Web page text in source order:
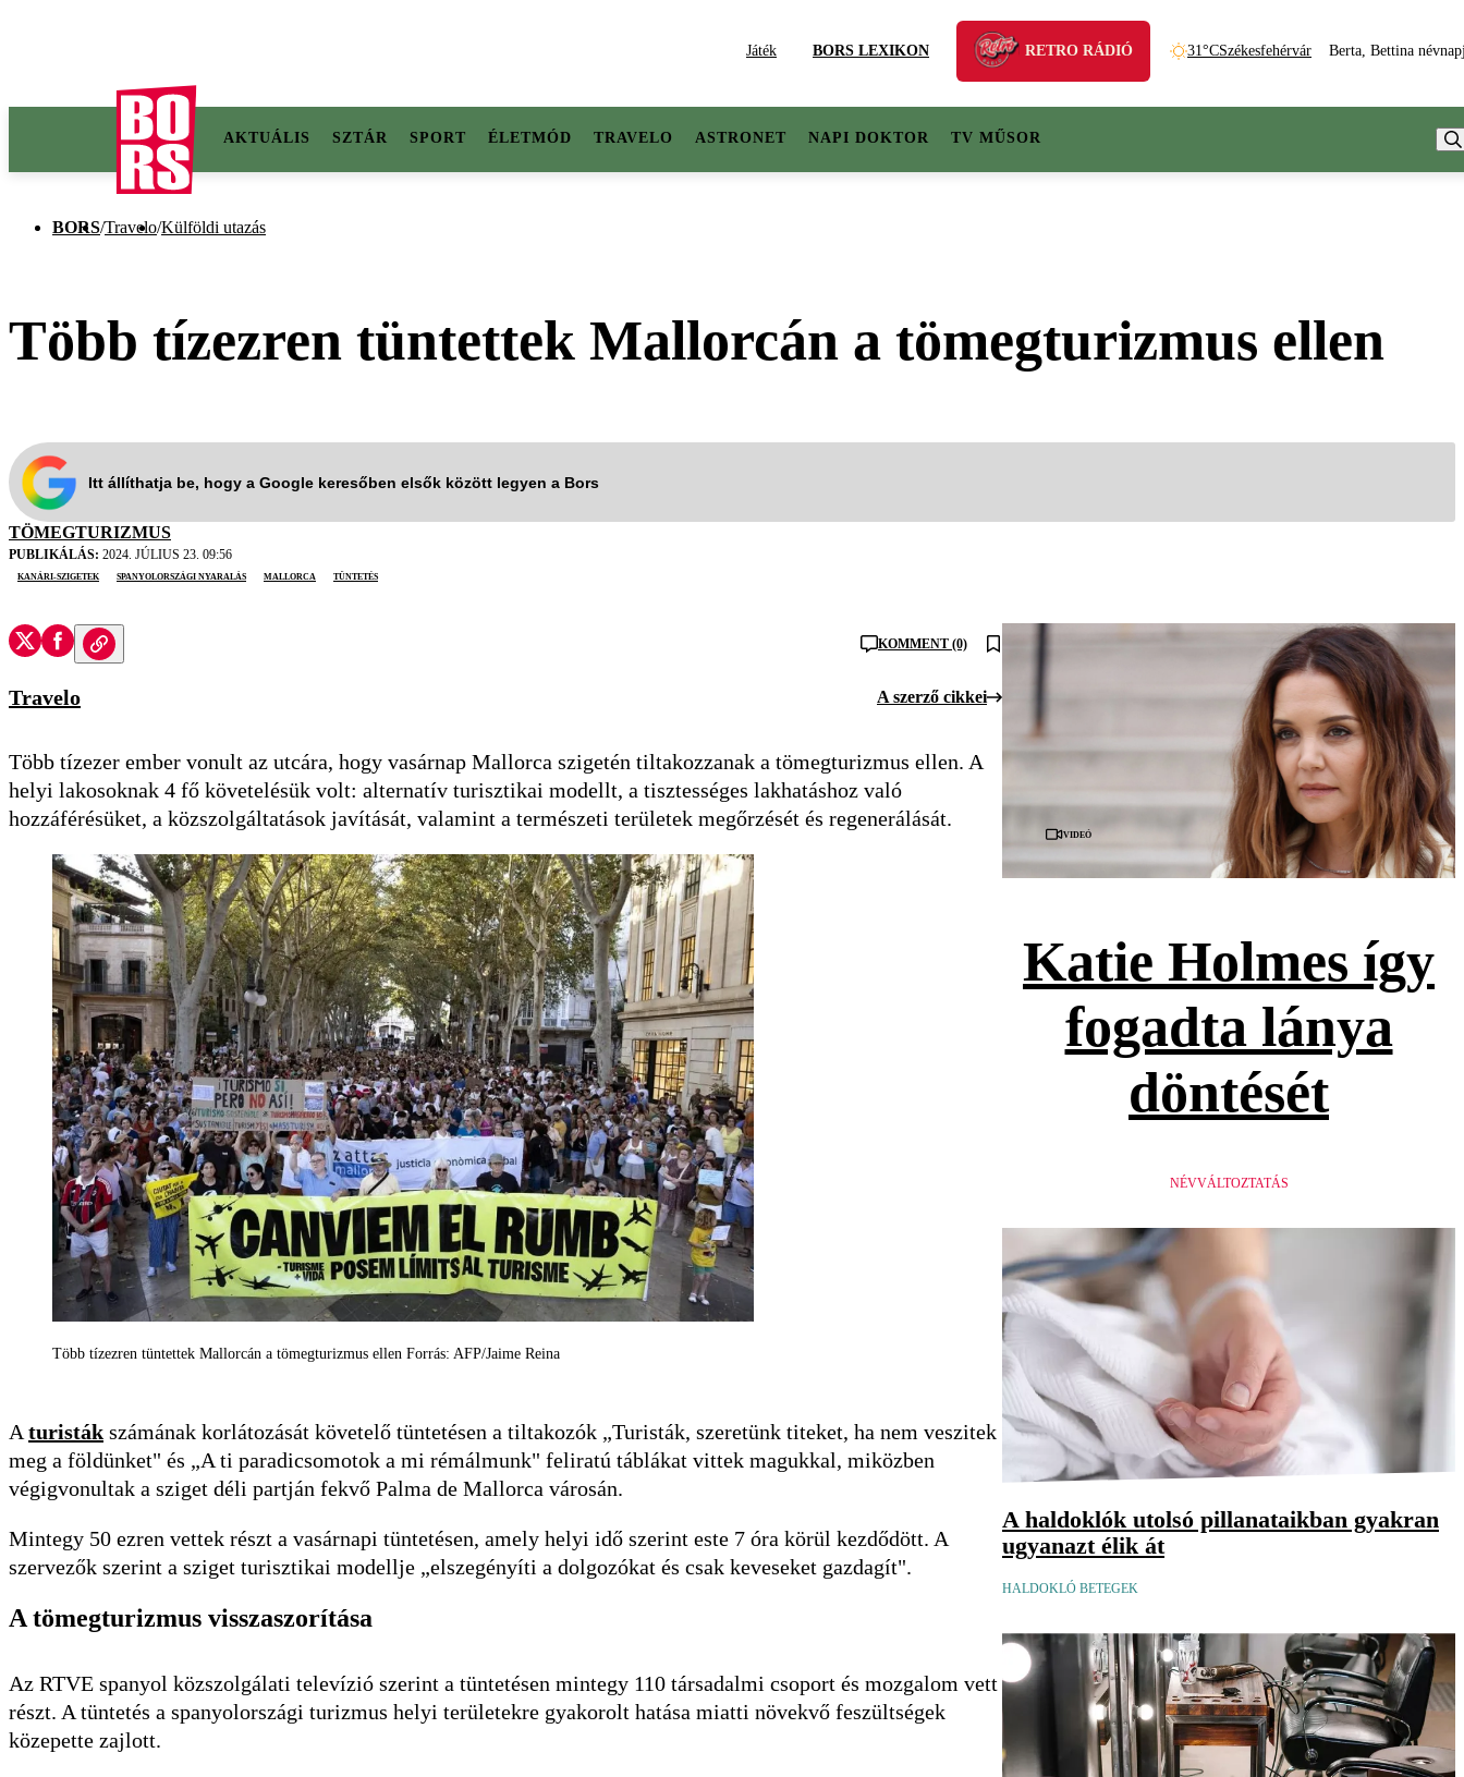
Játék BORS LEXIKON RETRO RÁDIÓ 31°CSzékesfehérvár Berta, Bettina
AKTUÁLIS SZTÁR SPORT ÉLETMÓD TRAVELO ASTRONET NAPI DOKTOR TV MŰSOR
BORS/Travelo/Külföldi utazás
Több tízezren tüntettek Mallorcán a tömegturizmus ellen
Itt állíthatja be, hogy a Google keresőben elsők között legyen a Bors
TÖMEGTURIZMUS
PUBLIKÁLÁS: 2024. JÚLIUS 23. 09:56
Kanári-szigetek
spanyolországi nyaralás Mallorca tüntetés
KOMMENT (0)
Travelo A szerző cikkei
Több tízezer ember vonult az utcára, hogy vasárnap Mallorca szigetén tiltakozzanak a tömegturizmus ellen. A
helyi lakosoknak 4 fő követelésük volt: alternatív turisztikai modellt, a tisztességes lakhatáshoz való
hozzáférésüket, a közszolgáltatások javítását, valamint a természeti területek megőrzését és regenerálását.
Több tízezren tüntettek Mallorcán a tömegturizmus ellen Forrás: AFP/Jaime Reina
A turisták számának korlátozását követelő tüntetésen a tiltakozók „Turisták, szeretünk titeket, ha nem veszitek
meg a földünket" és „A ti paradicsomotok a mi rémálmunk" feliratú táblákat vittek magukkal, miközben
végigvonultak a sziget déli partján fekvő Palma de Mallorca városán.
Mintegy 50 ezren vettek részt a vasárnapi tüntetésen, amely helyi idő szerint este 7 óra körül kezdődött. A
szervezők szerint a sziget turisztikai modellje „elszegényíti a dolgozókat és csak keveseket gazdagít".
A tömegturizmus visszaszorítása
Az RTVE spanyol közszolgálati televízió szerint a tüntetésen mintegy 110 társadalmi csoport és mozgalom vett
részt. A tüntetés a spanyolországi turizmus helyi területekre gyakorolt hatása miatti növekvő feszültségek
közepette zajlott.
Videó
Katie Holmes így
fogadta lánya
döntését
NÉVVÁLTOZTATÁS
A haldoklók utolsó pillanataikban gyakran
ugyanazt élik át
HALDOKLÓ BETEGEK